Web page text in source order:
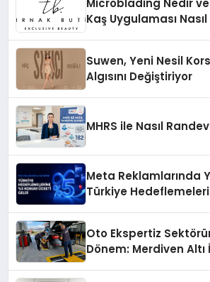
Kaş Uygulaması Nasıl
Suwen, Yeni Nesil
Algısını Değiştiriyor
MHRS ile Nasıl
Meta Reklamlarında
Türkiye
Oto Ekspertiz
Dönem: Merdiven